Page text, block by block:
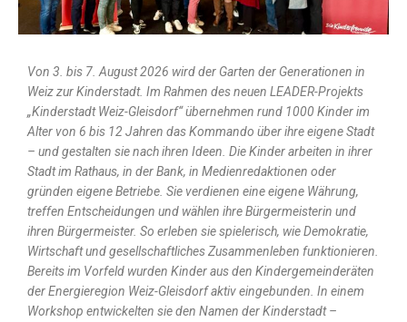
Von 3. bis 7. August 2026 wird der Garten der Generationen in
Weiz zur Kinderstadt. Im Rahmen des neuen LEADER-Projekts
„Kinderstadt Weiz-Gleisdorf“ übernehmen rund 1000 Kinder im
Alter von 6 bis 12 Jahren das Kommando über ihre eigene Stadt
– und gestalten sie nach ihren Ideen. Die Kinder arbeiten in ihrer
Stadt im Rathaus, in der Bank, in Medienredaktionen oder
gründen eigene Betriebe. Sie verdienen eine eigene Währung,
treffen Entscheidungen und wählen ihre Bürgermeisterin und
ihren Bürgermeister. So erleben sie spielerisch, wie Demokratie,
Wirtschaft und gesellschaftliches Zusammenleben funktionieren.
Bereits im Vorfeld wurden Kinder aus den Kindergemeinderäten
der Energieregion Weiz-Gleisdorf aktiv eingebunden. In einem
Workshop entwickelten sie den Namen der Kinderstadt –